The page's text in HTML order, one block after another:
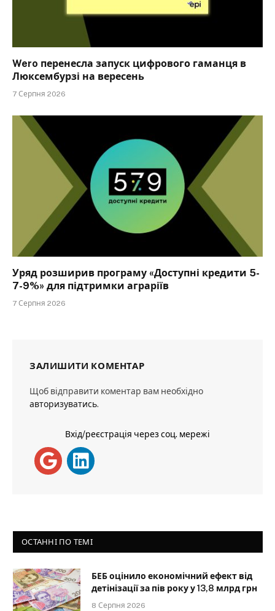
Wero перенесла запуск цифрового гаманця в
Люксембурзі на вересень
7 Серпня 2026
Уряд розширив програму «Доступні кредити 5-
7-9%» для підтримки аграріїв
7 Серпня 2026
ЗАЛИШИТИ КОМЕНТАР
Щоб відправити коментар вам необхідно
авторизуватись.
Вхід/реєстрація через соц. мережі
ОСТАННІ ПО ТЕМІ
БЕБ оцінило економічний ефект від
детінізації за пів року у 13,8 млрд грн
8 Серпня 2026